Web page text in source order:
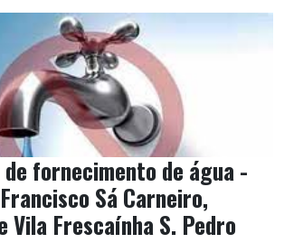
fornecimento de água -
Sá Carneiro,
Vila Frescaínha S. Pedro